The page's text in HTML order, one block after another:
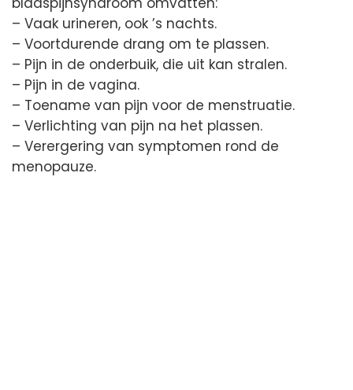
– Vaak urineren, ook ’s nachts.
– Voortdurende drang om te plassen.
– Pijn in de onderbuik, die uit kan stralen.
– Pijn in de vagina.
– Toename van pijn voor de menstruatie.
– Verlichting van pijn na het plassen.
– Verergering van symptomen rond de
menopauze.